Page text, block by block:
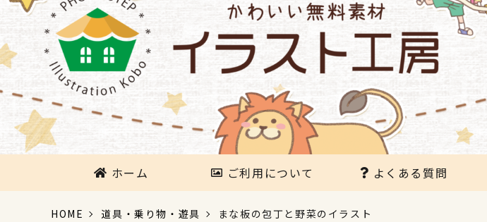
ホーム ご利用について よくある質問
HOME 道具・乗り物・遊具 まな板の包丁と野菜のイラスト